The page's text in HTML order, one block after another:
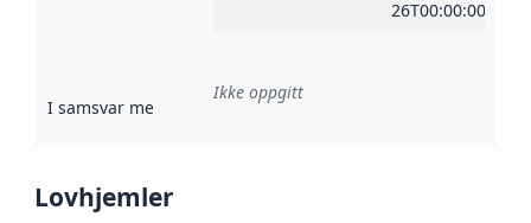
26T00:00:00Z
I samsvar med Referanse til en implementasjonsregel
Ikke oppgitt
Lovhjemler